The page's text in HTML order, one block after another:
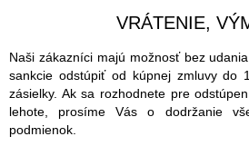
VRÁTENIE,
Naši zákazníci majú možnosť bez
sankcie odstúpiť od kúpnej zmluvy do
zásielky. Ak sa rozhodnete pre
lehote, prosíme Vás o dodržanie
podmienok.